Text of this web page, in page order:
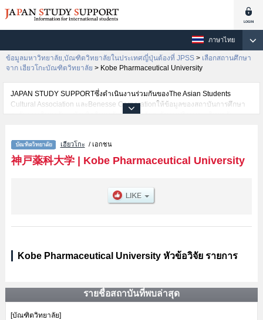
ภาษาไทย
ข้อมูลมหาวิทยาลัย,บัณฑิตวิทยาลัยในประเทศญี่ปุ่นต้องที่ JPSS > เลือกสถานศึกษา
จาก เฮียวโกะบัณฑิตวิทยาลัย > Kobe Pharmaceutical University
JAPAN STUDY SUPPORTซึ่งดำเนินงานร่วมกันของThe Asian Students
Cultural Association และBenesse Corporationให้ข้อมูลของสถาบันการศึกษา
ระดับมหาวิทยาลัย・บัณฑิตวิทยาลัย・วิทยาลัยระดับอนุปริญญา・วิทยาลัย
นักศึกษาต่างชาติเช่น เป็นต้น,ข้อมูลของแต่ละสาขาวิจัย,ข้อมูลการสอบคัดเลือก
เข้าศึกษาเช่นจำนวนคนที่รับสมัครหรือจำนวนคนที่ผ่านการสอบคัดเลือก
เป็นต้น,แนะนำสถานที่,การเดินทางเป็นต้นไว้ด้วยดังนั้นขอเชิญใช้บริการค้นหา
เฮียวโกะ / เอกชน
神戸薬科大学| Kobe Pharmaceutical University
Kobe Pharmaceutical University หัวข้อวิจัย รายการ
รายชื่อสถาบันที่พบล่าสุด
[บัณฑิตวิทยาลัย]